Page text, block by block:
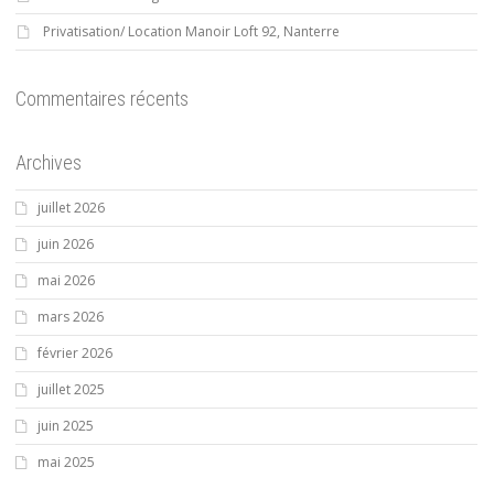
Privatisation/ Location Manoir Loft 92, Nanterre
Commentaires récents
Archives
juillet 2026
juin 2026
mai 2026
mars 2026
février 2026
juillet 2025
juin 2025
mai 2025